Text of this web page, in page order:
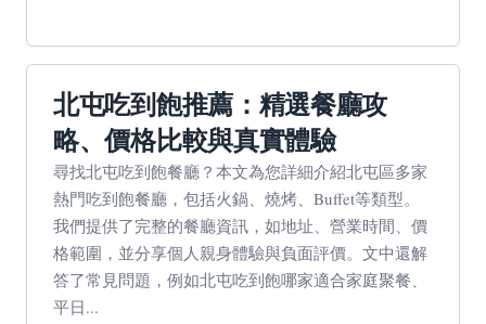
北屯吃到飽推薦：精選餐廳攻
略、價格比較與真實體驗
尋找北屯吃到飽餐廳？本文為您詳細介紹北屯區多家
熱門吃到飽餐廳，包括火鍋、燒烤、Buffet等類型。
我們提供了完整的餐廳資訊，如地址、營業時間、價
格範圍，並分享個人親身體驗與負面評價。文中還解
答了常見問題，例如北屯吃到飽哪家適合家庭聚餐、
平日...